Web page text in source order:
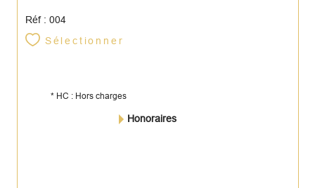
Réf : 004
Sélectionner
* HC : Hors charges
Honoraires